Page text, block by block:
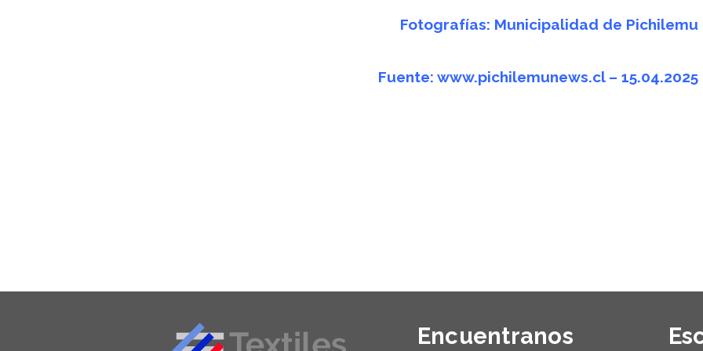
Fotografías: Municipalidad de Pichilemu
Fuente: www.pichilemunews.cl– 15.04.2025
Encuentranos